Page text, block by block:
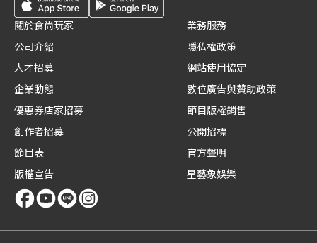
關於食尚玩家
公司介紹
人才招募
企業動態
優惠券店家招募
創作者招募
節目表
版權宣告
業務服務
隱私權政策
網站使用協定
數位廣告與贊助政策
節目版權銷售
公開招標
官方聲明
星藝象娛樂